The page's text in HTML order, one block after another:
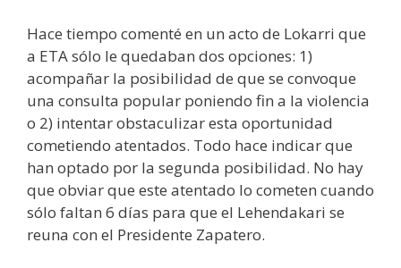
Hace tiempo comenté en un acto de Lokarri que
a ETA sólo le quedaban dos opciones: 1)
acompañar la posibilidad de que se convoque
una consulta popular poniendo fin a la violencia
o 2) intentar obstaculizar esta oportunidad
cometiendo atentados. Todo hace indicar que
han optado por la segunda posibilidad. No hay
que obviar que este atentado lo cometen cuando
sólo faltan 6 días para que el Lehendakari se
reuna con el Presidente Zapatero.